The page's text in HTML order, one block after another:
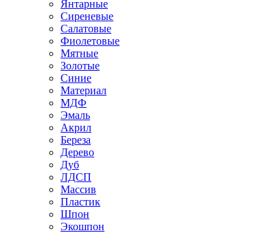
Янтарные
Сиреневые
Салатовые
Фиолетовые
Мятные
Золотые
Синие
Материал
МДФ
Эмаль
Акрил
Береза
Дерево
Дуб
ЛДСП
Массив
Пластик
Шпон
Экошпон